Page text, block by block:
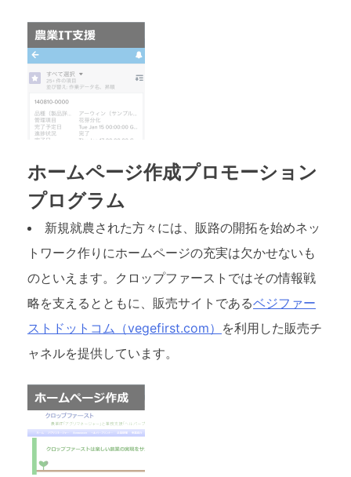
ホームページ作成プロモーション
プログラム
新規就農された方々には、販路の開拓を始めネッ
トワーク作りにホームページの充実は欠かせないも
のといえます。クロップファーストではその情報戦
略を支えるとともに、販売サイトであるベジファー
ストドットコム（vegefirst.com） を利用した販売チ
ャネルを提供しています。